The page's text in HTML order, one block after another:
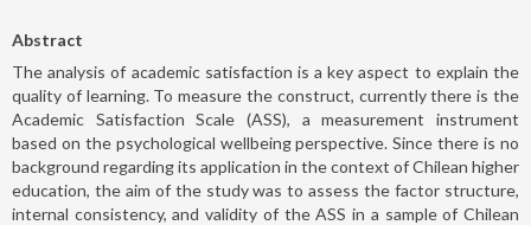
Abstract
The analysis of academic satisfaction is a key aspect to explain the
quality of learning. To measure the construct, currently there is the
Academic Satisfaction Scale (ASS), a measurement instrument
based on the psychological wellbeing perspective. Since there is no
background regarding its application in the context of Chilean higher
education, the aim of the study was to assess the factor structure,
internal consistency, and validity of the ASS in a sample of Chilean